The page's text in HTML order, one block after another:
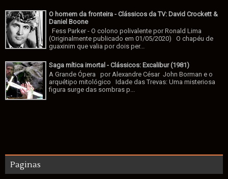
O homem da fronteira - Clássicos da TV: David Crockett &
Daniel Boone
Fess Parker - O colono polivalente por Ronald Lima
(Originalmente publicado em 01/05/2020) O chapéu de
guaxinim que valia por dois per...
Saga mítica imortal - Clássicos: Excalibur (1981)
A Grande Ópera por Alexandre César John Borman e o
arquétipo mitológico Idade das Trevas: Uma misteriosa
figura surge das sombras p...
Paginas